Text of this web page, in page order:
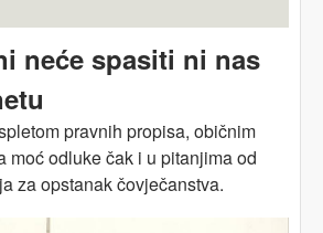
neće spasiti ni nas
pravnih propisa, običnim
moć odluke čak i u pitanjima od
za opstanak čovječanstva.